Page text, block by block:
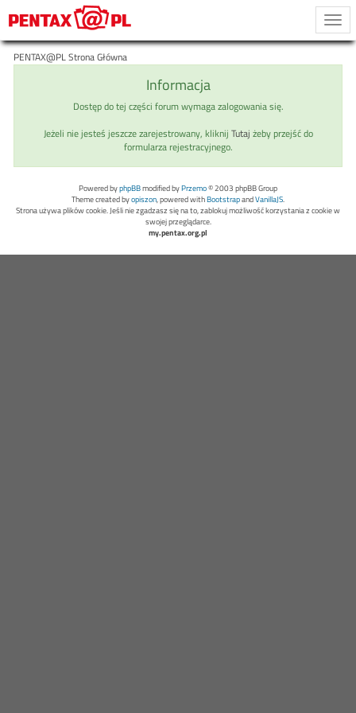
PENTAX@PL Strona Główna
Informacja
Dostęp do tej części forum wymaga zalogowania się.
Jeżeli nie jesteś jeszcze zarejestrowany, kliknij Tutaj żeby przejść do
formularza rejestracyjnego.
Powered byphpBBmodified byPrzemo© 2003 phpBB Group
Theme created byopiszon, powered withBootstrapandVanillaJS.
Strona używa plików cookie. Jeśli nie zgadzasz się na to, zablokuj możliwość korzystania z cookie w
swojej przeglądarce.
my.pentax.org.pl